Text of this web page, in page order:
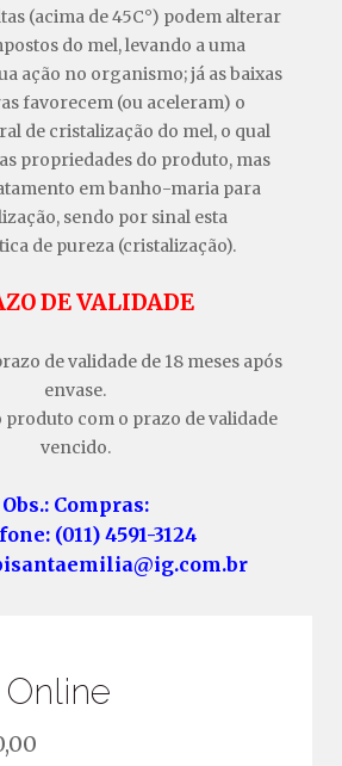
(acima de 45C°) podem alterar
do mel, levando a uma
ação no organismo; já as baixas
favorecem (ou aceleram) o
de cristalização do mel, o qual
propriedades do produto, mas
em banho-maria para
sendo por sinal esta
de pureza (cristalização).
DE VALIDADE
de validade de 18 meses após
envase.
produto com o prazo de validade
vencido.
Obs.: Compras:
(011) 4591-3124